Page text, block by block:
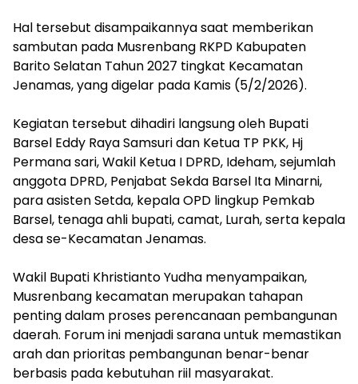
‎Hal tersebut disampaikannya saat memberikan
sambutan pada Musrenbang RKPD Kabupaten
Barito Selatan Tahun 2027 tingkat Kecamatan
Jenamas, yang digelar pada Kamis (5/2/2026).
‎Kegiatan tersebut dihadiri langsung oleh Bupati
Barsel Eddy Raya Samsuri dan Ketua TP PKK, Hj
Permana sari, Wakil Ketua I DPRD, Ideham, sejumlah
anggota DPRD, Penjabat Sekda Barsel Ita Minarni,
para asisten Setda, kepala OPD lingkup Pemkab
Barsel, tenaga ahli bupati, camat, Lurah, serta kepala
desa se-Kecamatan Jenamas.
‎Wakil Bupati Khristianto Yudha menyampaikan,
Musrenbang kecamatan merupakan tahapan
penting dalam proses perencanaan pembangunan
daerah. Forum ini menjadi sarana untuk memastikan
arah dan prioritas pembangunan benar-benar
berbasis pada kebutuhan riil masyarakat.